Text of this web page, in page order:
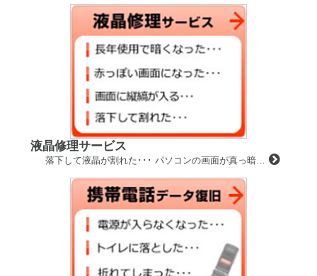
液晶修理サービス
落下して液晶が割れた･･･ パソコンの画面が真っ暗…